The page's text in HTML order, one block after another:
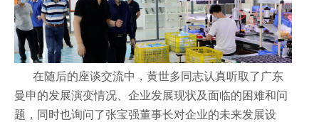
在随后的座谈交流中，黄世多同志认真听取了广东
曼申的发展演变情况、企业发展现状及面临的困难和问
题，同时也询问了张宝强董事长对企业的未来发展设